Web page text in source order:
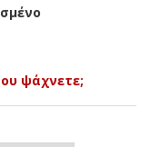
ψάχνετε;